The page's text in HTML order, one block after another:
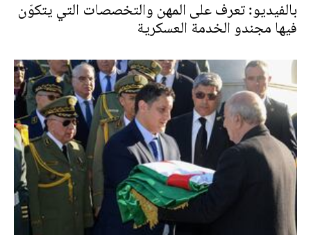
بالفيديو: تعرف على المهن والتخصصات التي يتكوّن
فيها مجندو الخدمة العسكرية